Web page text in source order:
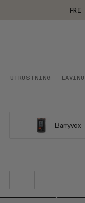
FRI
UTRUSTNING
Barryvox